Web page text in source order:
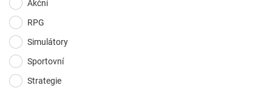
Akční
RPG
Simulátory
Sportovní
Strategie